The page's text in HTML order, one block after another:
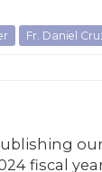
Fr. Daniel
fiscal